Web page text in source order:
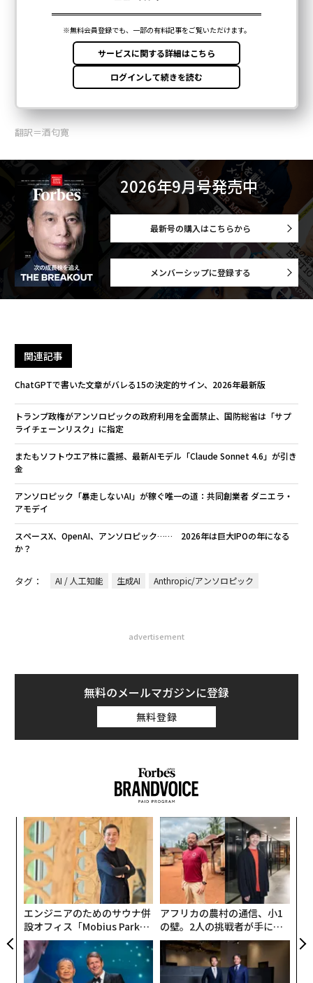
翻訳＝酒匂寛
2026年9月号発売中
最新号の購入はこちらから
メンバーシップに登録する
関連記事
ChatGPTで書いた文章がバレる15の決定的サイン、2026年最新版
トランプ政権がアンソロピックの政府利用を全面禁止、国防総省は「サプ
ライチェーンリスク」に指定
またもソフトウエア株に震撼、最新AIモデル「Claude Sonnet 4.6」が引き
金
アンソロピック「暴走しないAI」が稼ぐ唯一の道：共同創業者 ダニエラ・
アモデイ
スペースX、OpenAI、アンソロピック…… 2026年は巨大IPOの年になる
か？
タグ： AI / 人工知能 生成AI Anthropic/アンソロピック
advertisement
無料のメールマガジンに登録
無料登録
エンジニアのためのサウナ併
設オフィス「Mobius Park」
がオープン──タマディック
が健康経営を徹底する理由
アフリカの農村の通信、小1
の壁。2人の挑戦者が手にし
た「次なる武器」